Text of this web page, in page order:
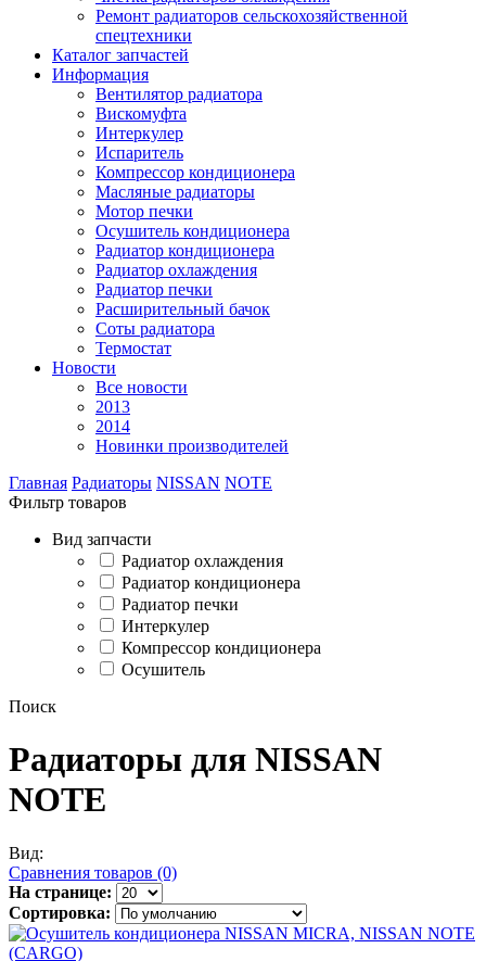
Ремонт радиаторов сельскохозяйственной
спецтехники
Каталог запчастей
Информация
Вентилятор радиатора
Вискомуфта
Интеркулер
Испаритель
Компрессор кондиционера
Масляные радиаторы
Мотор печки
Осушитель кондиционера
Радиатор кондиционера
Радиатор охлаждения
Радиатор печки
Расширительный бачок
Соты радиатора
Термостат
Новости
Все новости
2013
2014
Новинки производителей
Главная Радиаторы NISSAN NOTE
Фильтр товаров
Вид запчасти
Радиатор охлаждения
Радиатор кондиционера
Радиатор печки
Интеркулер
Компрессор кондиционера
Осушитель
Поиск
Радиаторы для NISSAN
NOTE
Вид:
Сравнения товаров (0)
На странице:
Сортировка: